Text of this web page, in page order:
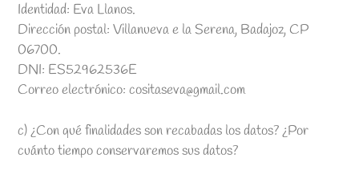
Identidad: Eva Llanos.
Dirección postal: Villanueva e la Serena, Badajoz, CP
06700.
DNI: ES52962536E
Correo electrónico: cositaseva@gmail.com
c) ¿Con qué finalidades son recabadas los datos? ¿Por
cuánto tiempo conservaremos sus datos?